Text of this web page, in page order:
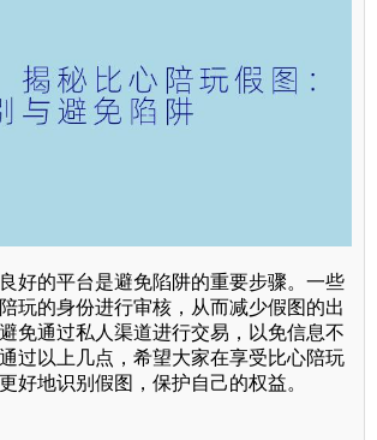
好的平台是避免陷阱的重要步骤。一些
玩的身份进行审核，从而减少假图的出
免通过私人渠道进行交易，以免信息不
过以上几点，希望大家在享受比心陪玩
好地识别假图，保护自己的权益。